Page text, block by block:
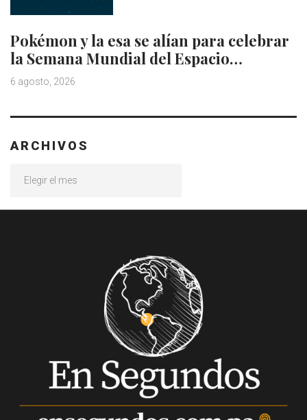
Pokémon y la esa se alían para celebrar
la Semana Mundial del Espacio…
6 agosto, 2026
ARCHIVOS